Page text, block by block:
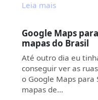
Leia mais
Google Maps
mapas do Brasil
Até outro dia eu
conseguir ver as
o Google Maps
mapas de…